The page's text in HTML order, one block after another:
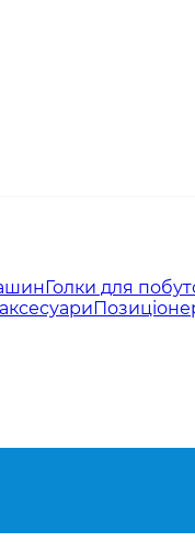
Голки для